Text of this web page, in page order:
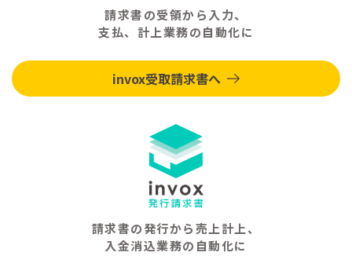
請求書の受領から入力、
支払、計上業務の自動化に
invox受取請求書へ
請求書の発行から売上計上、
入金消込業務の自動化に